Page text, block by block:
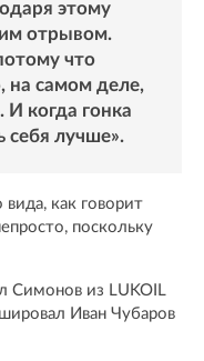
этому
отрывом.
что
на самом деле,
И когда гонка
себя лучше».
как говорит
поскольку
Симонов из LUKOIL
Иван Чубаров